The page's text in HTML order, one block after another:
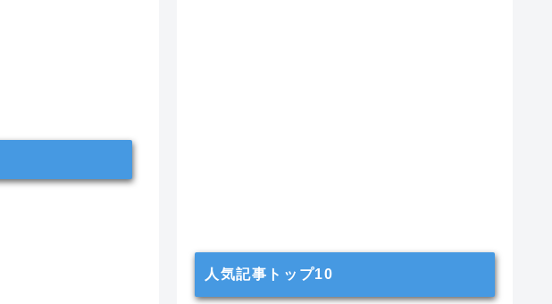
人気記事トップ10